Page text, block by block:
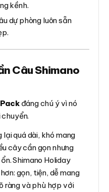
kềnh.
dự phòng luôn sẵn
Câu Shimano
đáng chú ý vì nó
quá dài, khó mang
cây cần gọn nhưng
Shimano Holiday
gọn, tiện, dễ mang
ràng và phù hợp với